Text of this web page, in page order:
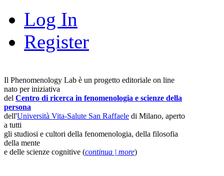
Log In
Register
Il Phenomenology Lab è un progetto editoriale on line
nato per iniziativa
del Centro di ricerca in fenomenologia e scienze della
persona
dell'Università Vita-Salute San Raffaele di Milano, aperto
a tutti
gli studiosi e cultori della fenomenologia, della filosofia
della mente
e delle scienze cognitive (continua | more)